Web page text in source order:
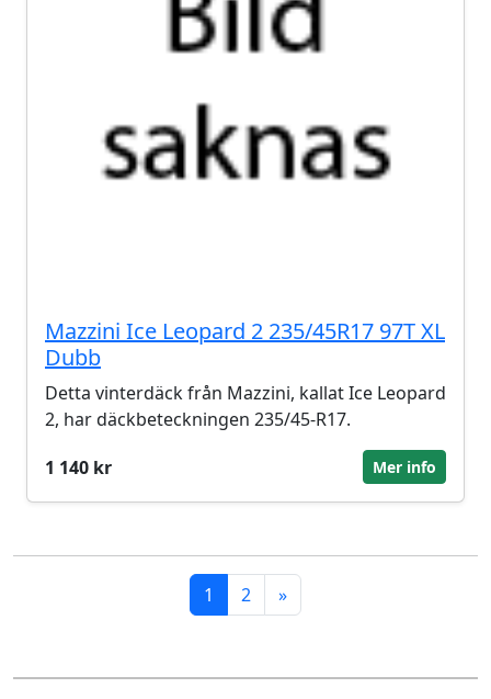
Mazzini Ice Leopard 2 235/45R17 97T XL
Dubb
Detta vinterdäck från Mazzini, kallat Ice Leopard
2, har däckbeteckningen 235/45-R17.
1 140 kr
Mer info
1 2 »